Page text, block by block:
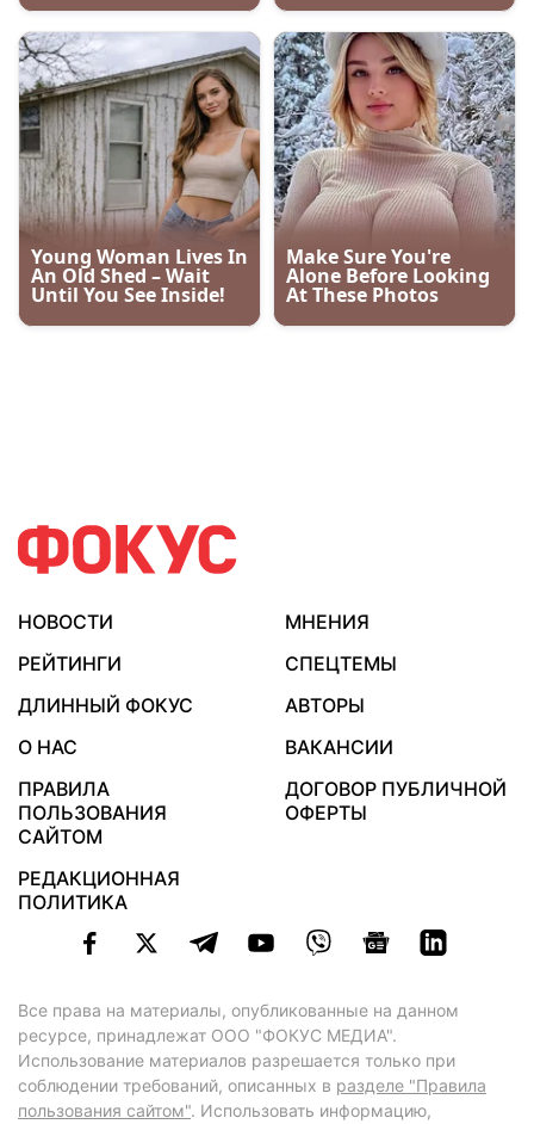
НОВОСТИ
МНЕНИЯ
РЕЙТИНГИ
СПЕЦТЕМЫ
ДЛИННЫЙ ФОКУС
АВТОРЫ
О НАС
ВАКАНСИИ
ПРАВИЛА
ПОЛЬЗОВАНИЯ
САЙТОМ
ДОГОВОР ПУБЛИЧНОЙ
ОФЕРТЫ
РЕДАКЦИОННАЯ
ПОЛИТИКА
Все права на материалы, опубликованные на данном
ресурсе, принадлежат ООО "ФОКУС МЕДИА".
Использование материалов разрешается только при
соблюдении требований, описанных в разделе "Правила
пользования сайтом". Использовать информацию,